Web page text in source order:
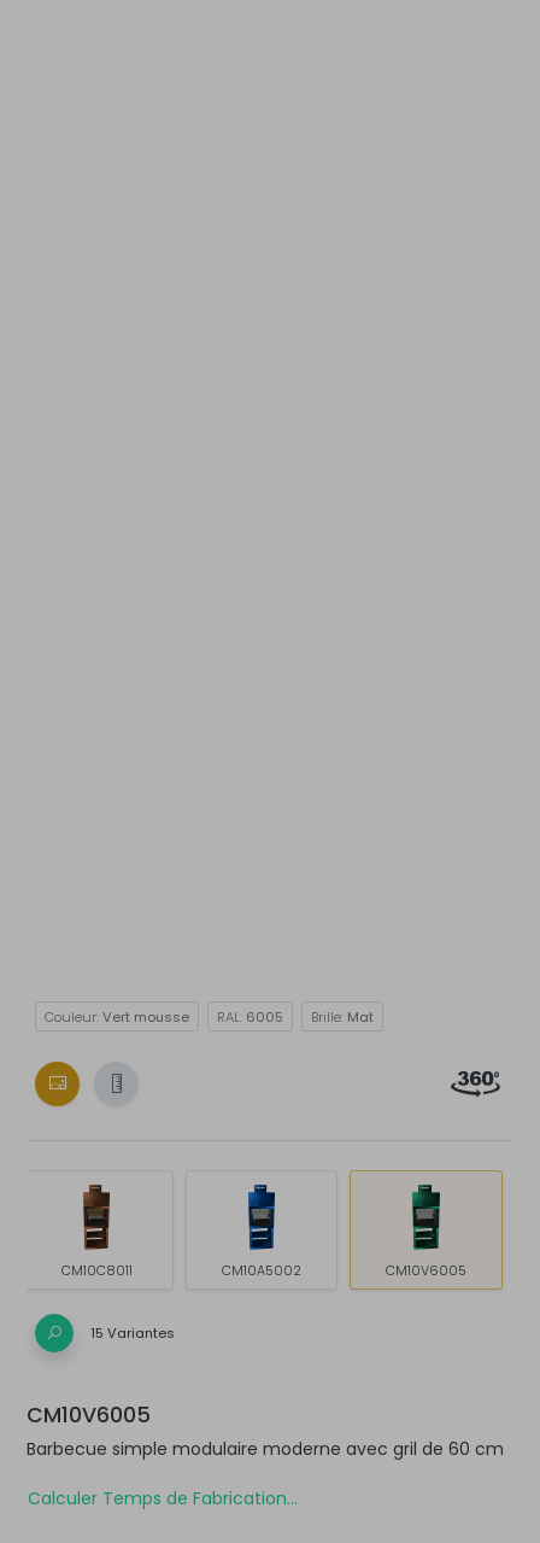
Couleur:Vert mousse RAL: 6005 Brille: Mat
CM10C8011 CM10A5002 CM10V6005
15 Variantes
CM10V6005
Barbecue simple modulaire moderne avec gril de 60 cm
Calculer Temps de Fabrication...